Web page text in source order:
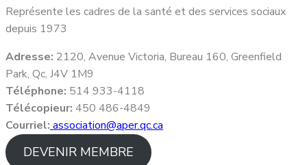
Représente les cadres de la santé et des services sociaux
depuis 1973
Adresse: 2120, Avenue Victoria, Bureau 160, Greenfield
Park, Qc, J4V 1M9
Téléphone: 514 933-4118
Télécopieur: 450 486-4849
Courriel: association@aper.qc.ca
DEVENIR MEMBRE